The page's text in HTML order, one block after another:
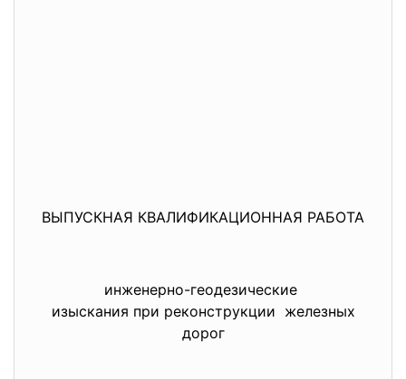
ВЫПУСКНАЯ КВАЛИФИКАЦИОННАЯ РАБОТА
инженерно-геодезические
изыскания при реконструкции железных
дорог